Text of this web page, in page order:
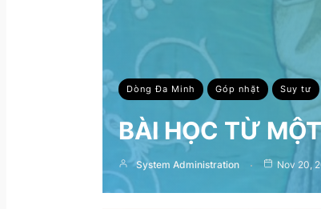
Dòng Đa Minh Góp nhặt Suy tư
BÀI HỌC TỪ
System Administration Nov 20,